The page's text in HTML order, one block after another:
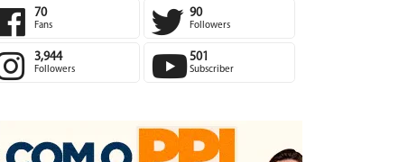
70
Fans
90
Followers
3,944
Followers
501
Subscriber